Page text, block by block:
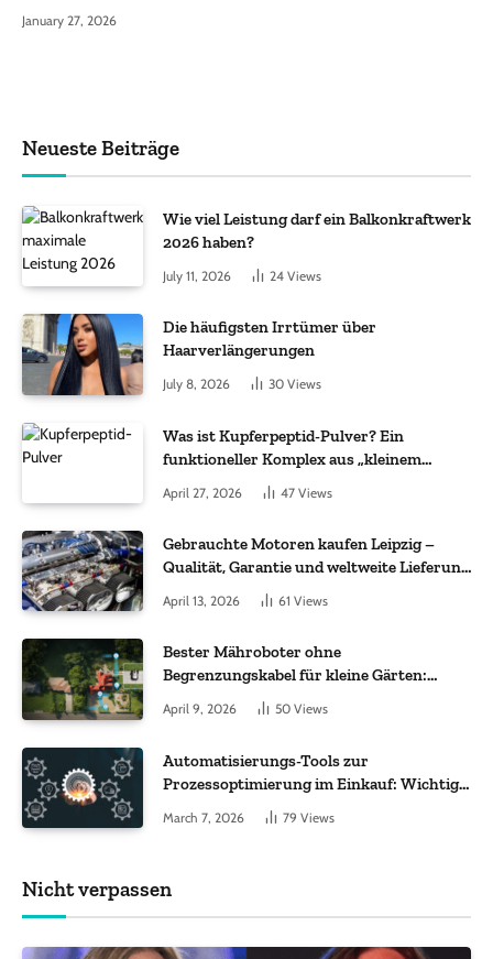
January 27, 2026
Neueste Beiträge
Wie viel Leistung darf ein Balkonkraftwerk
2026 haben?
July 11, 2026 24 Views
Die häufigsten Irrtümer über
Haarverlängerungen
July 8, 2026 30 Views
Was ist Kupferpeptid-Pulver? Ein
funktioneller Komplex aus „kleinem
Molekül + Metall“
April 27, 2026 47 Views
Gebrauchte Motoren kaufen Leipzig –
Qualität, Garantie und weltweite Lieferung
April 13, 2026 61 Views
Bester Mähroboter ohne
Begrenzungskabel für kleine Gärten:
Worauf es bei 200 bis 500 m² wirklich
ankommt
April 9, 2026 50 Views
Automatisierungs-Tools zur
Prozessoptimierung im Einkauf: Wichtige
Funktionen, auf die Sie achten sollten
March 7, 2026 79 Views
Nicht verpassen